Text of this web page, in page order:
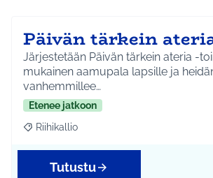
Päivän tärkein
Järjestetään Päivän tärkein ateria -
mukainen aamupala lapsille ja
vanhemmillee…
Etenee jatkoon
Rajaa tulokset aihepiirin mukaan:
Riihikallio
Tutustu